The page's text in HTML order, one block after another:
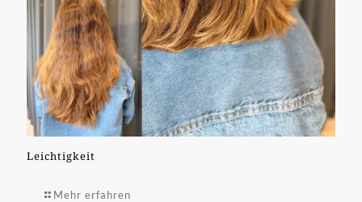
Leichtigkeit
Mehr erfahren